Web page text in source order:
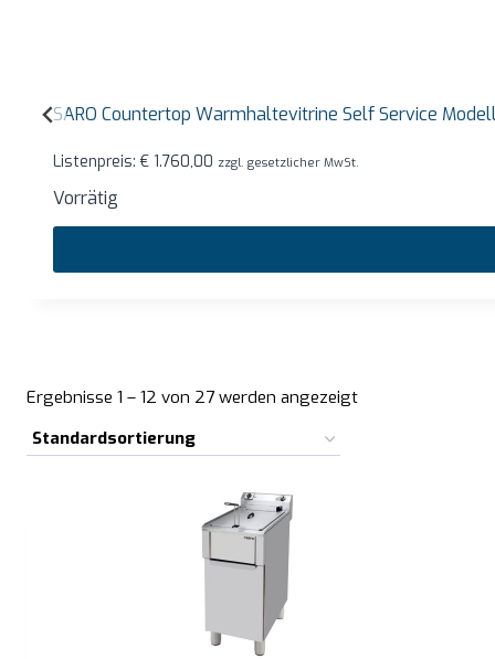
Ergebnisse 1 – 12 von 27 werden angezeigt
SARO Countertop Warmhaltevitrine Self Service
Listenpreis: € 1.760,00 zzgl. gesetzlicher MwSt.
Vorrätig